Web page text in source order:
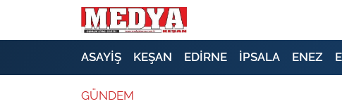
ASAYİŞ KEŞAN EDİRNE İPSALA ENEZ
GÜNDEM
E-GAZETE